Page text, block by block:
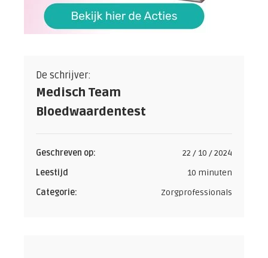
De schrijver:
Medisch Team
Bloedwaardentest
Geschreven op:
22 / 10 / 2024
Leestijd
10 minuten
Categorie:
Zorgprofessionals